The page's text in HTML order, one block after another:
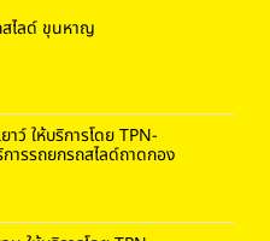
ไลด์ ขุนหาญ
าว์ ให้บริการโดย TPN-
รรถยกรถสไลด์ถาดกอง